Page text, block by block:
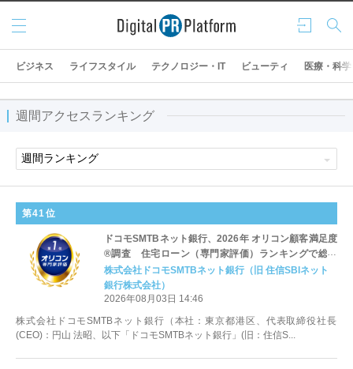
ログ
イン
検索
メニ
ュー
ビジネス ライフスタイル テクノロジー・IT ビューティ 医療・科学
週間アクセスランキング
第41位
ドコモSMTBネット銀行、2026年 オリコン顧客満足度
®調査 住宅ローン（専門家評価）ランキングで総合
第1位を獲得
株式会社ドコモSMTBネット銀行（旧 住信SBIネット
銀行株式会社）
2026年08月03日 14:46
株式会社ドコモSMTBネット銀行（本社：東京都港区、代表取締役社長
(CEO)：円山 法昭、以下「ドコモSMTBネット銀行」(旧：住信S...